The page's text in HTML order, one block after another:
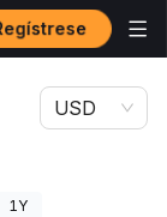
Brother
USD
1Y